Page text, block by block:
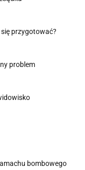
przygotować?
problem
bombowego